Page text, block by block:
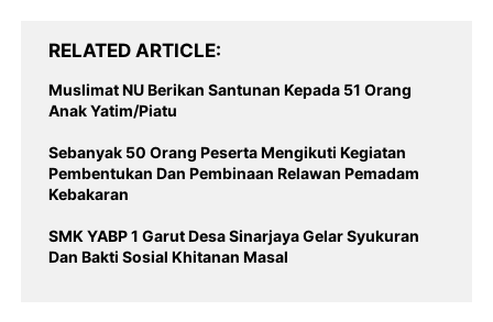
RELATED ARTICLE
Muslimat NU Berikan Santunan Kepada 51 Orang
Anak Yatim/Piatu
Sebanyak 50 Orang Peserta Mengikuti Kegiatan
Pembentukan Dan Pembinaan Relawan Pemadam
Kebakaran
SMK YABP 1 Garut Desa Sinarjaya Gelar Syukuran
Dan Bakti Sosial Khitanan Masal